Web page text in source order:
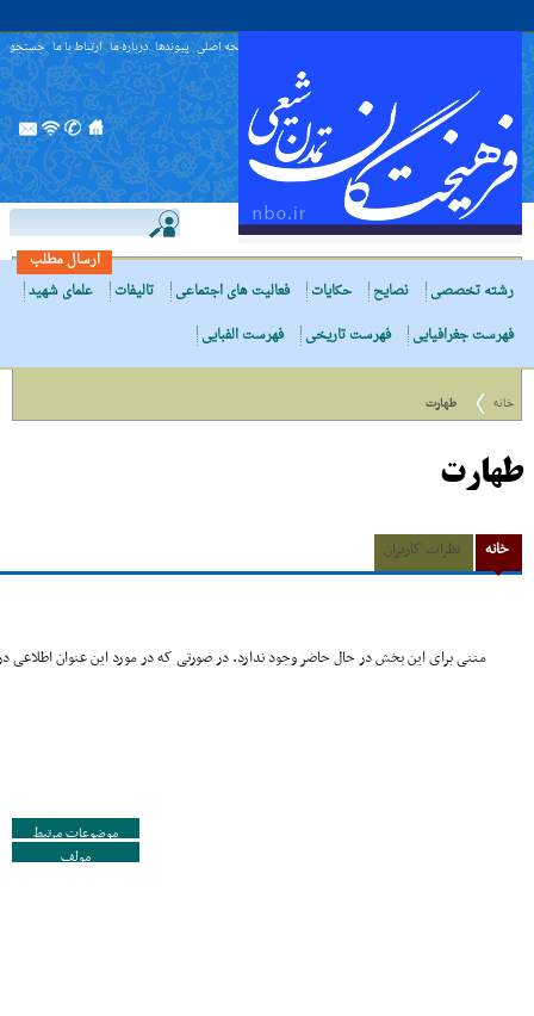
صفحه اصلی پیوندها درباره ما ارتباط با ما جستجو
ارسال مطلب
رشته تخصصی
نصایح حکایات فعالیت های اجتماعی تالیفات
علمای شهید
فهرست جغرافیایی
فهرست تاریخی فهرست الفبایی
خانه طهارت
طهارت
خانه نظرات کاربران
متنی برای این بخش در حال حاضر وجود ندارد. در صورتی که در مورد این عنوان اطلاعی
موضوعات مرتبط
مولف